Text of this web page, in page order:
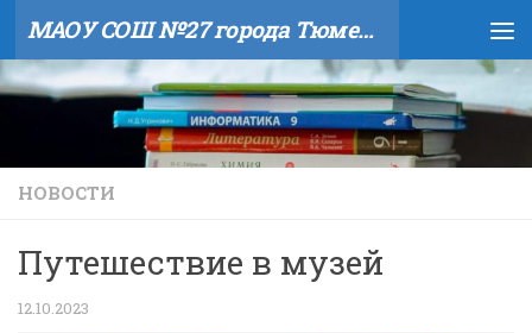
Skip to content МАОУ СОШ №27 города Тюмени
НОВОСТИ
Путешествие в музей
12.10.2023